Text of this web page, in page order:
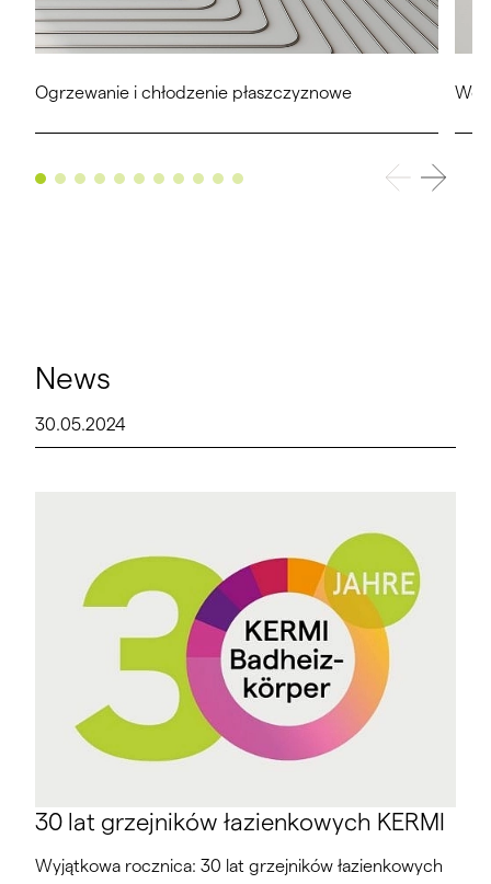
Ogrzewanie i chłodzenie płaszczyznowe
News
30.05.2024
30 lat grzejników łazienkowych KERMI
Wyjątkowa rocznica: 30 lat grzejników łazienkowych